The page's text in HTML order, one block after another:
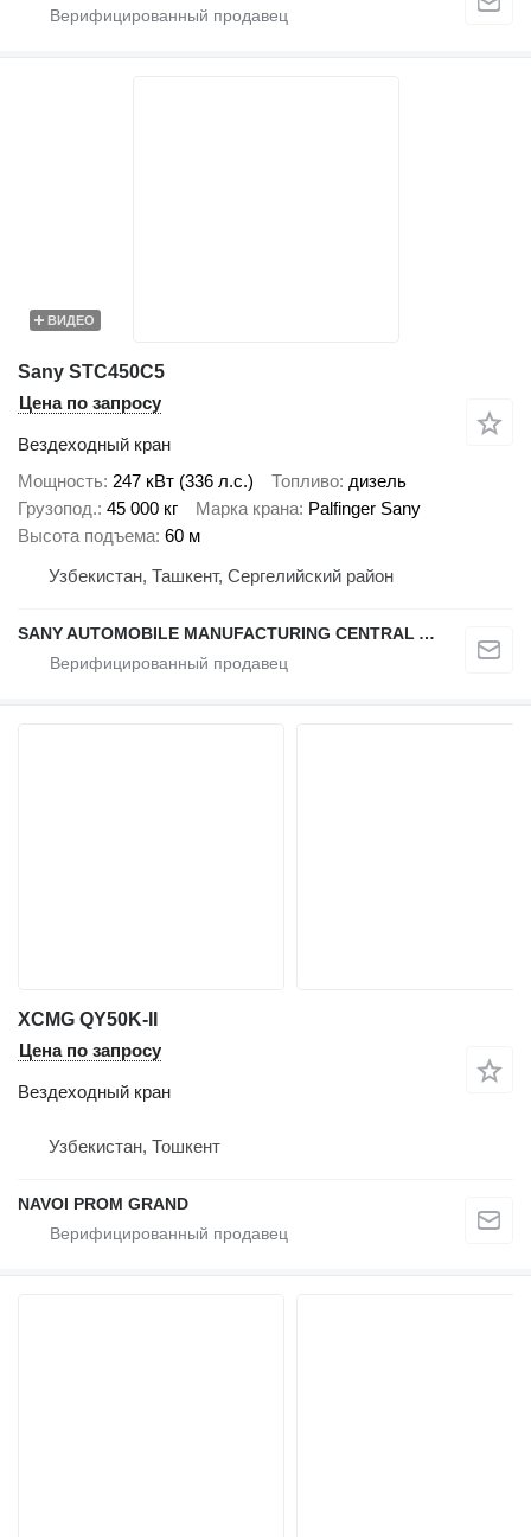
ВИДЕО
Sany STC450C5
Цена по запросу
Вездеходный кран
Мощность 247 кВт (336 л.с.) Топливо дизель
Грузопод. 45 000 кг Марка крана Palfinger Sany
Высота подъема 60 м
Узбекистан, Ташкент, Сергелийский район
SANY AUTOMOBILE MANUFACTURING CENTRAL ASIA
XCMG QY50K-II
Цена по запросу
Вездеходный кран
Узбекистан, Тошкент
NAVOI PROM GRAND